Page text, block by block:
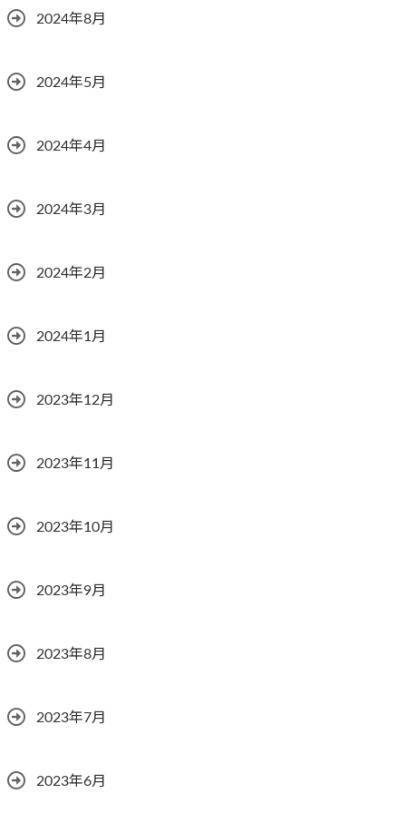
2024年8月
2024年5月
2024年4月
2024年3月
2024年2月
2024年1月
2023年12月
2023年11月
2023年10月
2023年9月
2023年8月
2023年7月
2023年6月